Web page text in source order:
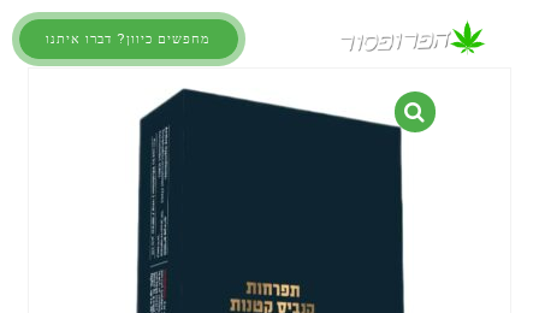
מחפשים כיוון? דברו איתנו